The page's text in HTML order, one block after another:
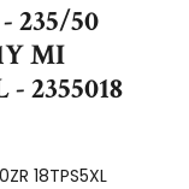
235/50
MI
- 2355018
18TPS5XL